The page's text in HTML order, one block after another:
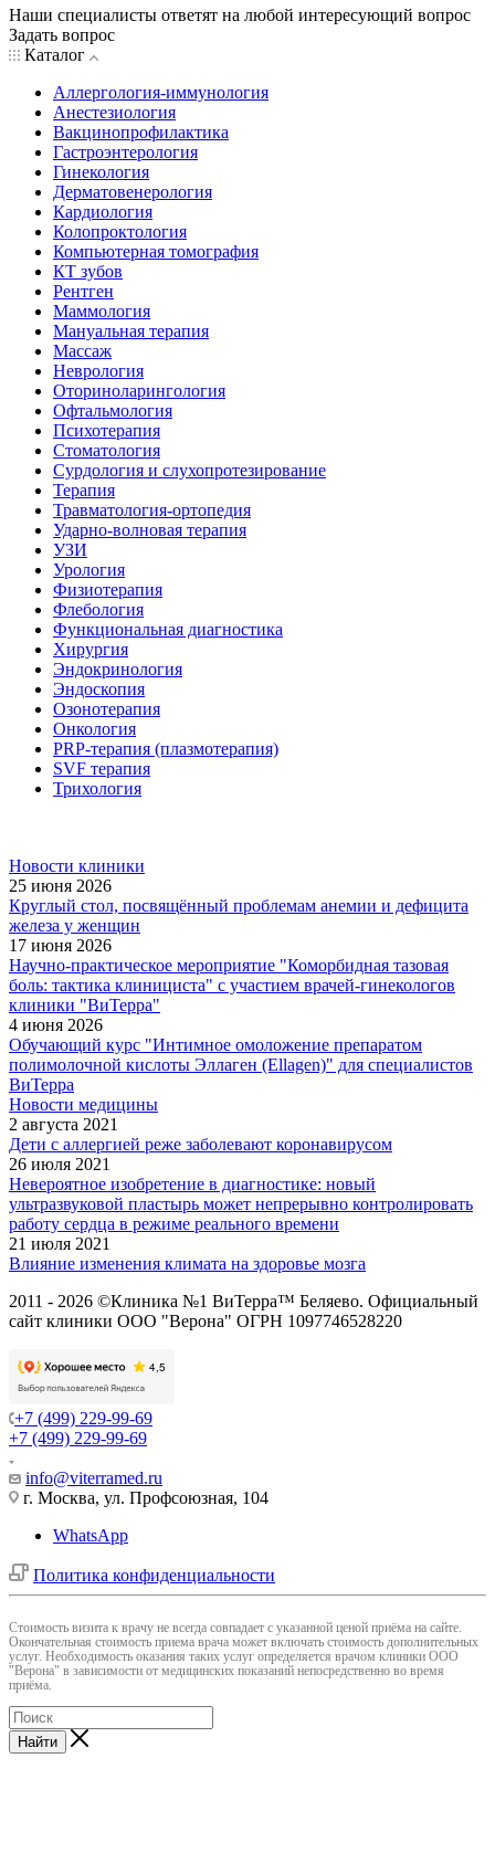
Наши специалисты ответят на любой интересующий вопрос
Задать вопрос
Каталог
Аллергология-иммунология
Анестезиология
Вакцинопрофилактика
Гастроэнтерология
Гинекология
Дерматовенерология
Кардиология
Колопроктология
Компьютерная томография
КТ зубов
Рентген
Маммология
Мануальная терапия
Массаж
Неврология
Оториноларингология
Офтальмология
Психотерапия
Стоматология
Сурдология и слухопротезирование
Терапия
Травматология-ортопедия
Ударно-волновая терапия
УЗИ
Урология
Физиотерапия
Флебология
Функциональная диагностика
Хирургия
Эндокринология
Эндоскопия
Озонотерапия
Онкология
PRP-терапия (плазмотерапия)
SVF терапия
Трихология
Новости клиники
25 июня 2026
Круглый стол, посвящённый проблемам анемии и дефицита
железа у женщин
17 июня 2026
Научно-практическое мероприятие "Коморбидная тазовая
боль: тактика клинициста" с участием врачей-гинекологов
клиники "ВиТерра"
4 июня 2026
Обучающий курс "Интимное омоложение препаратом
полимолочной кислоты Эллаген (Ellagen)" для специалистов
ВиТерра
Новости медицины
2 августа 2021
Дети с аллергией реже заболевают коронавирусом
26 июля 2021
Невероятное изобретение в диагностике: новый
ультразвуковой пластырь может непрерывно контролировать
работу сердца в режиме реального времени
21 июля 2021
Влияние изменения климата на здоровье мозга
2011 - 2026 ©Клиника №1 ВиТерра™ Беляево. Официальный
сайт клиники ООО "Верона" ОГРН 1097746528220
+7 (499) 229-99-69
+7 (499) 229-99-69
info@viterramed.ru
г. Москва, ул. Профсоюзная, 104
WhatsApp
Политика конфиденциальности
Cтоимость визита к врачу не всегда совпадает с указанной ценой приёма на сайте.
Окончательная стоимость приема врача может включать стоимость дополнительных
услуг. Необходимость оказания таких услуг определяется врачом клиники ООО
"Верона" в зависимости от медицинских показаний непосредственно во время
приёма.
Найти